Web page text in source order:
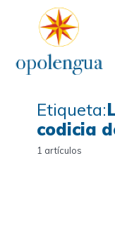
Etiqueta:
codicia
1 artículos